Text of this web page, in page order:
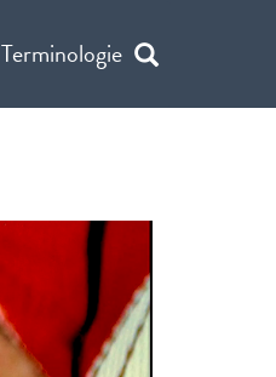
Terminologie